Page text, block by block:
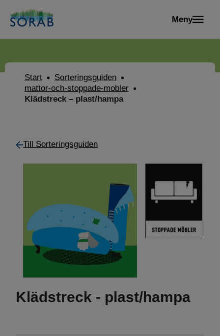
Meny
Start
Sorteringsguiden
mattor-och-stoppade-mobler
Klädstreck – plast/hampa
Till Sorteringsguiden
Klädstreck - plast/hampa